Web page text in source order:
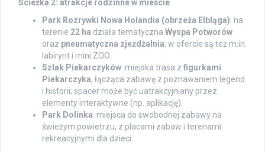
Ścieżka 2: atrakcje rodzinne w mieście
Park Rozrywki Nowa Holandia (obrzeża Elbląga): na
terenie 22 ha działa tematyczna Wyspa Potworów
oraz pneumatyczna zjeżdżalnia; w ofercie są też m.in.
labirynt i mini ZOO.
Szlak Piekarczyków: miejska trasa z figurkami
Piekarczyka, łącząca zabawę z poznawaniem legend
i historii; spacer może być uatrakcyjniany przez
elementy interaktywne (np. aplikację).
Park Dolinka: miejsca do swobodnej zabawy na
świeżym powietrzu, z placami zabaw i terenami
rekreacyjnymi dla dzieci.